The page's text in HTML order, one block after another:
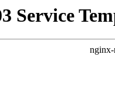
Service
nginx-